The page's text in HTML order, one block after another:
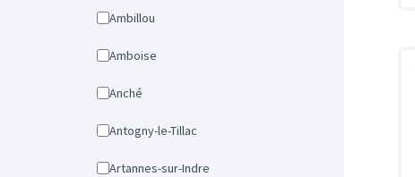
Ambillou
Amboise
Anché
Antogny-le-Tillac
Artannes-sur-Indre